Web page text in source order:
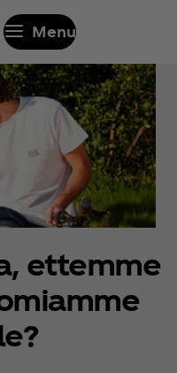
Menu
ettemme